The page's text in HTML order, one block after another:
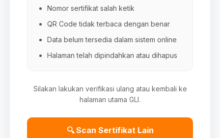
Nomor sertifikat salah ketik
QR Code tidak terbaca dengan benar
Data belum tersedia dalam sistem online
Halaman telah dipindahkan atau dihapus
Silakan lakukan verifikasi ulang atau kembali ke
halaman utama GLI.
🔍 Scan Sertifikat Lain